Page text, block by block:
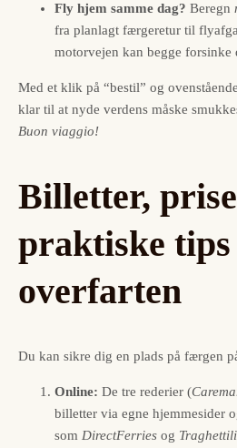
Fly hjem samme dag? Beregn
fra planlagt færgeretur til
motorvejen kan begge forsinke
Med et klik på “bestil” og
klar til at nyde verdens måske
Buon viaggio!
Billetter,
praktiske
overfarten
Du kan sikre dig en plads på færgen
Online: De tre rederier (
billetter via egne hjemmesider
som DirectFerries og